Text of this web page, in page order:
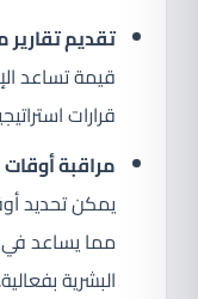
تقديم
قيمة تساعد
قرارات
مراقبة أوقات
يمكن تحديد
مما يساعد في
البشرية بفعالية.